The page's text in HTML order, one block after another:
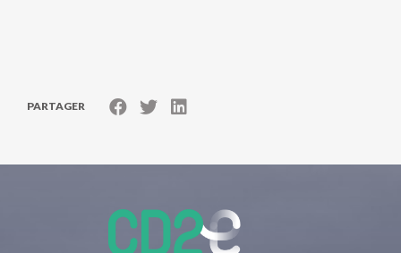
PARTAGER